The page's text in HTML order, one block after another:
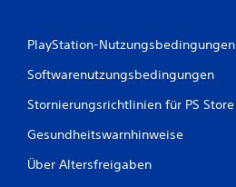
PlayStation-Nutzungsbedingungen
Softwarenutzungsbedingungen
Stornierungsrichtlinien für PS Store
Gesundheitswarnhinweise
Über Altersfreigaben